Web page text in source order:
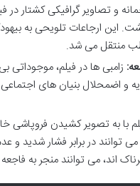
و تصاویر گرافیکی کشتار در
این ارجاعات تلویحی به
منتقل می شد.
زامبی ها در فیلم، موجوداتی
و اضمحلال بنیان های
با به تصویر کشیدن فروپاشی
توانند در برابر فشار شدید
اند، می توانند منجر به